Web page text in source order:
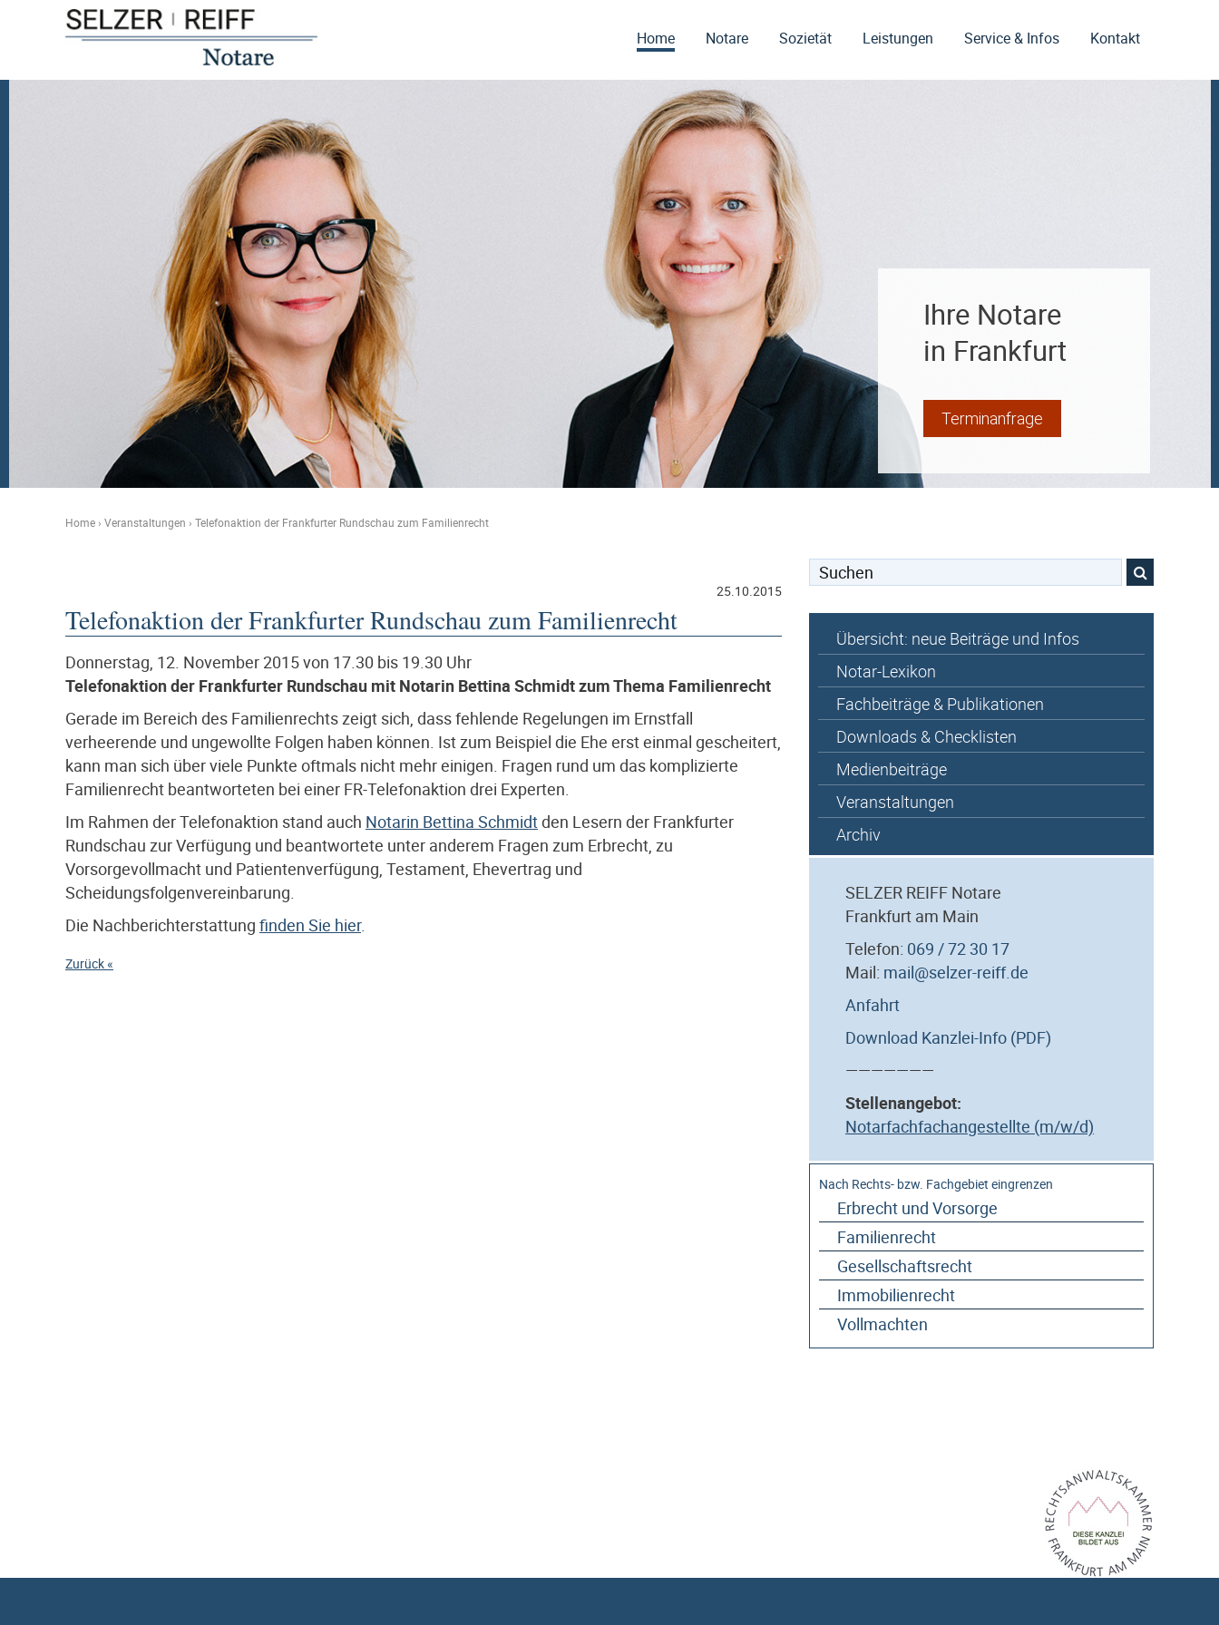
Home Notare Sozietät Leistungen Service & Infos Kontakt
Ihre Notare
in Frankfurt
Terminanfrage
Home › Veranstaltungen › Telefonaktion der Frankfurter Rundschau zum Familienrecht
25.10.2015
Telefonaktion der Frankfurter Rundschau zum Familienrecht
Donnerstag, 12. November 2015 von 17.30 bis 19.30 Uhr
Telefonaktion der Frankfurter Rundschau mit Notarin Bettina Schmidt zum Thema Familienrecht
Gerade im Bereich des Familienrechts zeigt sich, dass fehlende Regelungen im Ernstfall
verheerende und ungewollte Folgen haben können. Ist zum Beispiel die Ehe erst einmal gescheitert,
kann man sich über viele Punkte oftmals nicht mehr einigen. Fragen rund um das komplizierte
Familienrecht beantworteten bei einer FR-Telefonaktion drei Experten.
Im Rahmen der Telefonaktion stand auch Notarin Bettina Schmidtden Lesern der Frankfurter
Rundschau zur Verfügung und beantwortete unter anderem Fragen zum Erbrecht, zu
Vorsorgevollmacht und Patientenverfügung, Testament, Ehevertrag und
Scheidungsfolgenvereinbarung.
Die Nachberichterstattung finden Sie hier.
Zurück «
Suchen
Übersicht: neue Beiträge und Infos
Notar-Lexikon
Fachbeiträge & Publikationen
Downloads & Checklisten
Medienbeiträge
Veranstaltungen
Archiv
SELZER REIFF Notare
Frankfurt am Main
Telefon: 069 / 72 30 17
Mail: mail@selzer-reiff.de
Anfahrt
Download Kanzlei-Info (PDF)
———————
Stellenangebot:
Notarfachfachangestellte (m/w/d)
Erbrecht und Vorsorge
Familienrecht
Gesellschaftsrecht
Immobilienrecht
Vollmachten